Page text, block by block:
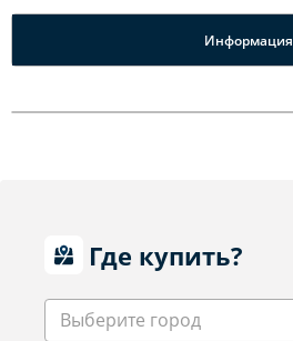
Информация
Где купить?
Выберите город